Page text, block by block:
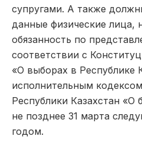
супругами. А также
данные физические лица,
обязанность по
соответствии с
«О выборах в Республике
исполнительным
Республики Казахстан «О
не позднее 31 марта
годом.